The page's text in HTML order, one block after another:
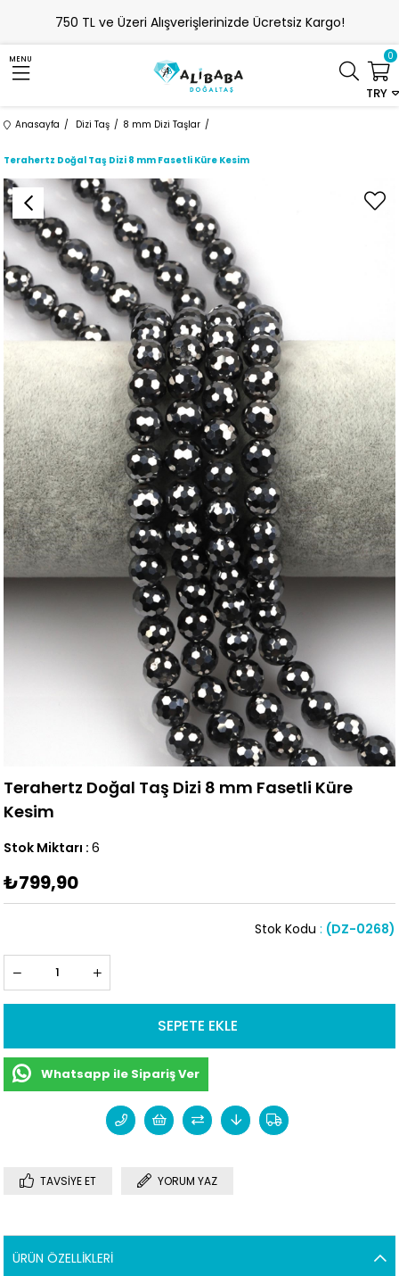
750 TL ve Üzeri Alışverişlerinizde Ücretsiz Kargo!
MENU
TRY
0
Anasayfa Dizi Taş 8 mm Dizi Taşlar
Terahertz Doğal Taş Dizi 8 mm Fasetli Küre Kesim
Terahertz Doğal Taş Dizi 8 mm Fasetli Küre
Kesim
Stok Miktarı : 6
₺799,90
(DZ-0268)
Stok Kodu
Whatsapp ile Sipariş Ver
TAVSIYE ET YORUM YAZ
ÜRÜN ÖZELLIKLERI